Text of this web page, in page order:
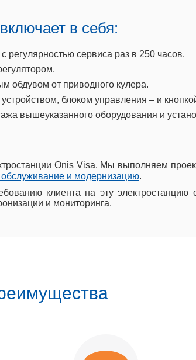
в себя:
сервиса раз в 250 часов.
обдувом от приводного кулера.
блоком управления – и
вышеуказанного оборудования и
Onis Visa. Мы выполняем
обслуживание и модернизацию.
клиента на эту электростанцию
и мониторинга.